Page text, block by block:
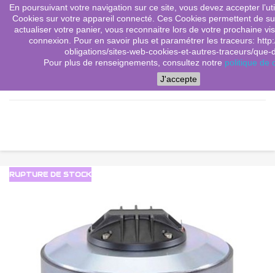
shopping_cart (0)

Menu
RUPTURE DE STOCK
En poursuivant votre navigation sur ce site, vous devez accepter
Cookies sur votre appareil connecté. Ces Cookies permettent de
actualiser votre panier, vous reconnaitre lors de votre prochaine
connexion. Pour en savoir plus et paramétrer les traceurs:
obligations/sites-web-cookies-et-autres-traceurs/que-
Pour plus de renseignements, consultez notre politique de
J'accepte